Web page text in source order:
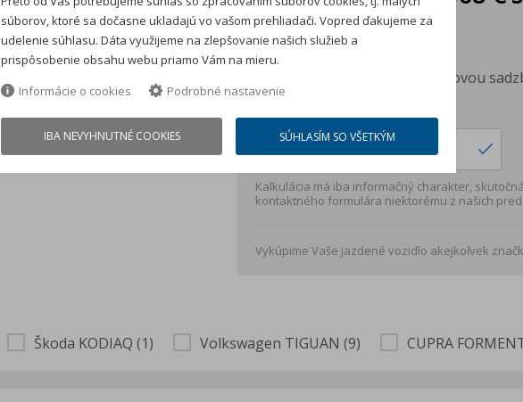
Cena auta:41 290 €s DPH
Akontácia:
Splátka je kalkulovaná s úrokovou
Vložte cenu auta *
Kalkulácia má iba informačný charakter,
kontaktného formulára niektorému z našich
Vykúpime Vaše jazdené vozidlo akejkoľvek
Škoda KODIAQ (1) Volkswagen TIGUAN (9) CUPRA
súborov, ktoré sa dočasne ukladajú vo vašom prehliadači. Vopred ďakujeme za
udelenie súhlasu. Dáta využijeme na zlepšovanie našich služieb a
prispôsobenie obsahu webu priamo Vám na mieru.
Informácie o cookies
Podrobné nastavenie
IBA NEVYHNUTNÉ COOKIES SÚHLASÍM SO VŠETKÝM